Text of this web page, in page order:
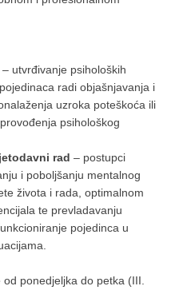
– utvrđivanje psiholoških
radi objašnjavanja i
uzroka poteškoća ili
psihološkog
rad – postupci
i poboljšanju mentalnog
života i rada, optimalnom
te prevladavanju
pojedinca u
ponedjeljka do petka (III.